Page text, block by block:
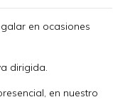
en ocasiones
dirigida.
en nuestro